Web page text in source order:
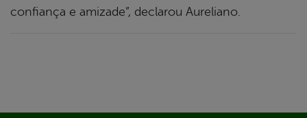
confiança e amizade”, declarou Aureliano.